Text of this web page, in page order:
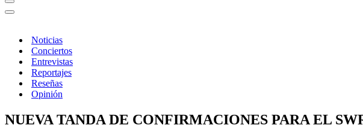
Menú
de
Menú
Noticias
Conciertos
Entrevistas
Reportajes
Reseñas
Opinión
NUEVA TANDA DE CONFIRMACIONES PARA EL